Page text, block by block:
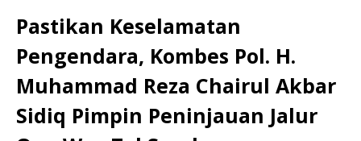
Pastikan Keselamatan
Pengendara, Kombes Pol. H.
Muhammad Reza Chairul Akbar
Sidiq Pimpin Peninjauan Jalur